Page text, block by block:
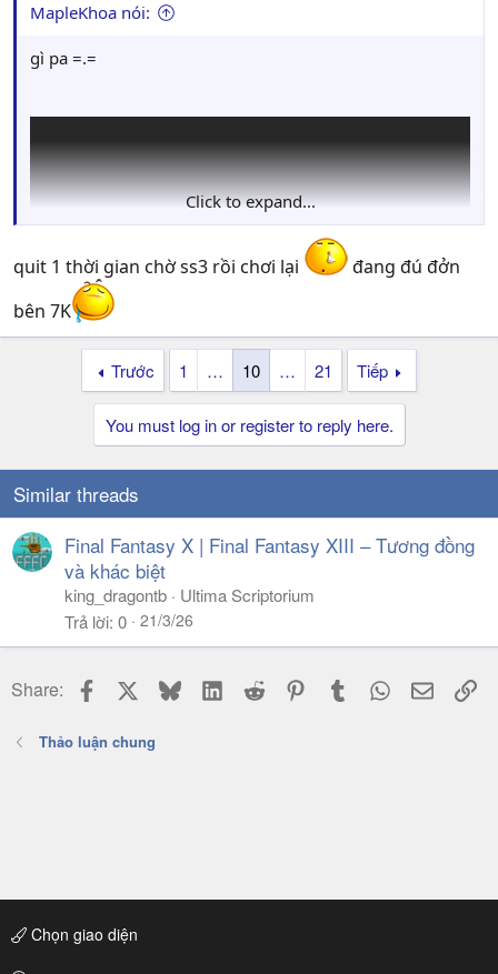
MapleKhoa nói:
gì pa =.=
down + cài game theo cái hướng dẫn này nè
vẫn còn chơi , mà mi quit game rồi à?
p/s ai choi sv 2 thi vao group chat nay nhe :3
https://discord.gg/0gQrOfuthFKnUMtZ
Click to expand...
quit 1 thời gian chờ ss3 rồi chơi lại
đang đú đởn
bên 7K
Trước 1 … 10 … 21 Tiếp
You must log in or register to reply here.
Similar threads
Final Fantasy X | Final Fantasy XIII – Tương đồng
và khác biệt
king_dragontb
Ultima Scriptorium
Trả lời 0 21/3/26
Share: Facebook BlueskyLinkedIn
Reddit PinterestTumblr WhatsApp
Email
Thảo luận chung
Chọn giao diện